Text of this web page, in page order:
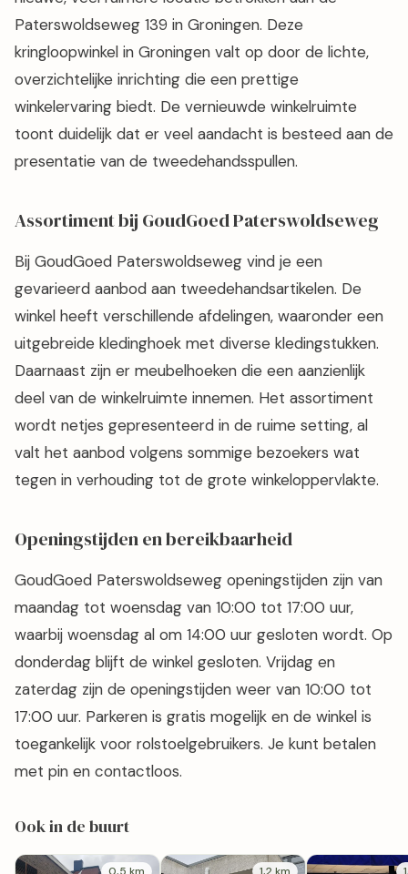
Paterswoldseweg 139 in Groningen. Deze
kringloopwinkel in Groningen valt op door de lichte,
overzichtelijke inrichting die een prettige
winkelervaring biedt. De vernieuwde winkelruimte
toont duidelijk dat er veel aandacht is besteed aan de
presentatie van de tweedehandsspullen.
Assortiment bij GoudGoed Paterswoldseweg
Bij GoudGoed Paterswoldseweg vind je een
gevarieerd aanbod aan tweedehandsartikelen. De
winkel heeft verschillende afdelingen, waaronder een
uitgebreide kledinghoek met diverse kledingstukken.
Daarnaast zijn er meubelhoeken die een aanzienlijk
deel van de winkelruimte innemen. Het assortiment
wordt netjes gepresenteerd in de ruime setting, al
valt het aanbod volgens sommige bezoekers wat
tegen in verhouding tot de grote winkeloppervlakte.
Openingstijden en bereikbaarheid
GoudGoed Paterswoldseweg openingstijden zijn van
maandag tot woensdag van 10:00 tot 17:00 uur,
waarbij woensdag al om 14:00 uur gesloten wordt. Op
donderdag blijft de winkel gesloten. Vrijdag en
zaterdag zijn de openingstijden weer van 10:00 tot
17:00 uur. Parkeren is gratis mogelijk en de winkel is
toegankelijk voor rolstoelgebruikers. Je kunt betalen
met pin en contactloos.
Ook in de buurt